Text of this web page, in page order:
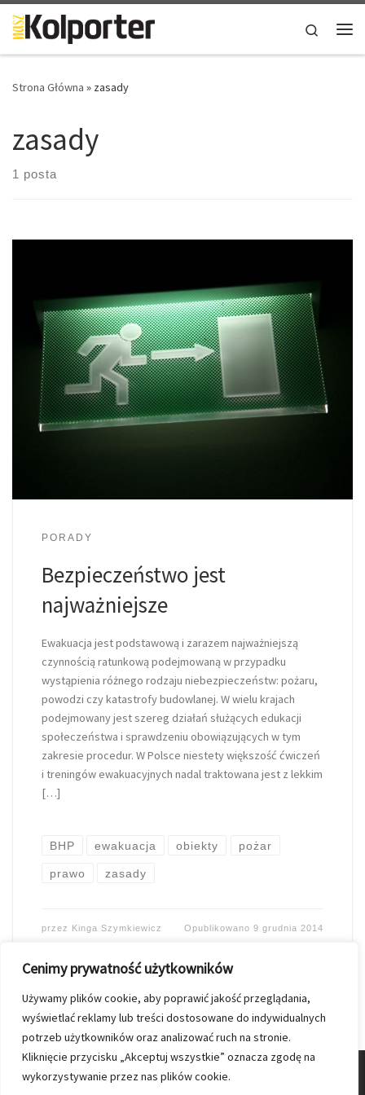
Cenimy prywatność użytkowników
Używamy plików cookie, aby poprawić jakość przeglądania,
wyświetlać reklamy lub treści dostosowane do indywidualnych
potrzeb użytkowników oraz analizować ruch na stronie.
Kliknięcie przycisku „Akceptuj wszystkie” oznacza zgodę na
wykorzystywanie przez nas plików cookie.
Skip to content
Search
Strona Główna » zasady
zasady
1 posta
PORADY
Bezpieczeństwo jest
najważniejsze
Ewakuacja jest podstawową i zarazem najważniejszą
czynnością ratunkową podejmowaną w przypadku
wystąpienia różnego rodzaju niebezpieczeństw: pożaru,
powodzi czy katastrofy budowlanej. W wielu krajach
podejmowany jest szereg działań służących edukacji
społeczeństwa i sprawdzeniu obowiązujących w tym
zakresie procedur. W Polsce niestety większość ćwiczeń
i treningów ewakuacyjnych nadal traktowana jest z lekkim
[…]
BHP ewakuacja obiekty pożar
prawo zasady
przez Kinga Szymkiewicz Opublikowano9 grudnia 2014
© 2026 Nasz Kolporter – Wszelkie prawa zastrzezone